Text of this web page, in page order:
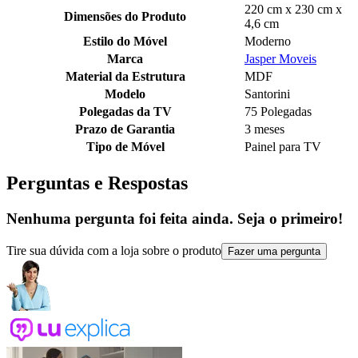
Dimensões do Produto
220 cm x 230 cm x
4,6 cm
Estilo do Móvel
Moderno
Marca
Jasper Moveis
Material da Estrutura
MDF
Modelo
Santorini
Polegadas da TV
75 Polegadas
Prazo de Garantia
3 meses
Tipo de Móvel
Painel para TV
Perguntas e Respostas
Nenhuma pergunta foi feita ainda. Seja o primeiro!
Tire sua dúvida com a loja sobre o produto Fazer uma pergunta